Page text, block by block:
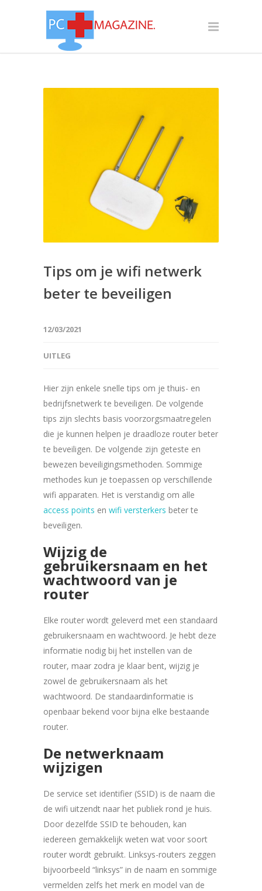
Tips om je wifi netwerk
beter te beveiligen
12/03/2021
UITLEG
Hier zijn enkele snelle tips om je thuis- en
bedrijfsnetwerk te beveiligen. De volgende
tips zijn slechts basis voorzorgsmaatregelen
die je kunnen helpen je draadloze router beter
te beveiligen. De volgende zijn geteste en
bewezen beveiligingsmethoden. Sommige
methodes kun je toepassen op verschillende
wifi apparaten. Het is verstandig om alle
access points en wifi versterkers beter te
beveiligen.
Wijzig de
gebruikersnaam en het
wachtwoord van je
router
Elke router wordt geleverd met een standaard
gebruikersnaam en wachtwoord. Je hebt deze
informatie nodig bij het instellen van de
router, maar zodra je klaar bent, wijzig je
zowel de gebruikersnaam als het
wachtwoord. De standaardinformatie is
openbaar bekend voor bijna elke bestaande
router.
De netwerknaam
wijzigen
De service set identifier (SSID) is de naam die
de wifi uitzendt naar het publiek rond je huis.
Door dezelfde SSID te behouden, kan
iedereen gemakkelijk weten wat voor soort
router wordt gebruikt. Linksys-routers zeggen
bijvoorbeeld “linksys” in de naam en sommige
vermelden zelfs het merk en model van de